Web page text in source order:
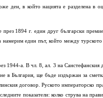
ден, в който нацията е разделена в
1894 г. един друг български
намерим един път, който между
1944-а. В чл. 8, ал. 3 на Санстефанския
България, ще бъде издържан за
договор. Руското императорско
показатели: колко струва на